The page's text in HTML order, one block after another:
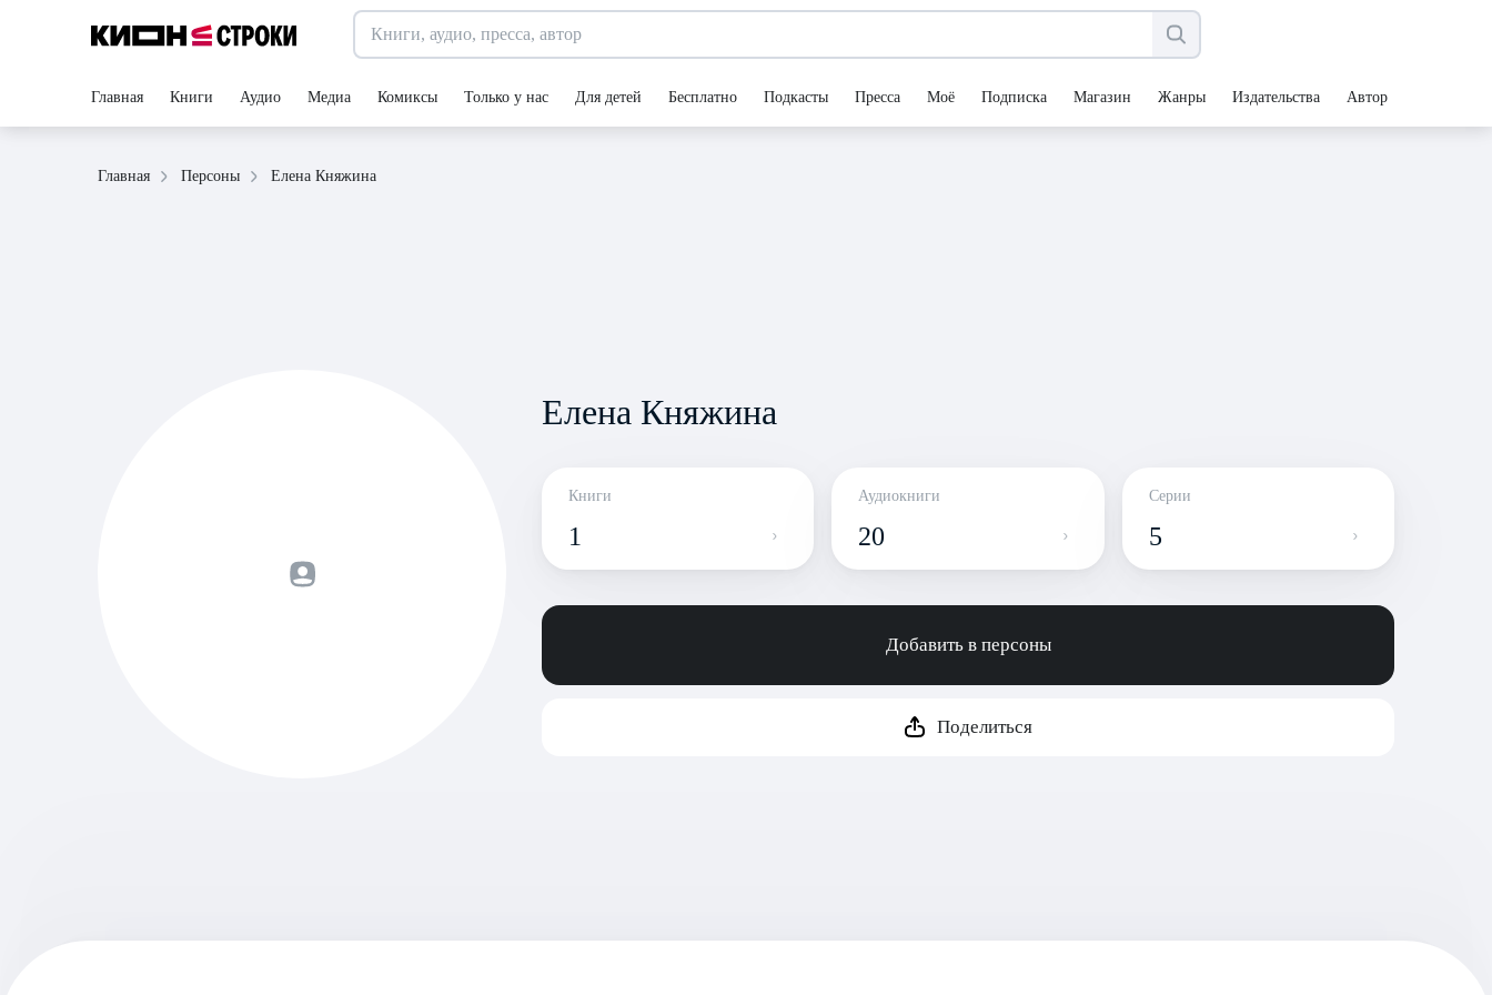
Главная Книги Аудио Медиа Комиксы Только у нас Для детей Бесплатно Подкасты Пресса Моё Подписка Магазин Жанры Издательства Авторы
Главная Персоны Елена Княжина
Елена Княжина
Книги
1
Аудиокниги
20
Серии
5
Добавить в персоны
Поделиться